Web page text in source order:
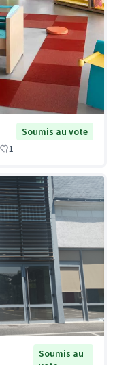
Soumis au vote
1
Soumis au